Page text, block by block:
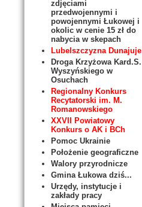
zdjęciami
przedwojennymi i
powojennymi Łukowej i
okolic w cenie 15 zł do
nabycia w skepach
Lubelszczyzna Dunajuje
Droga Krzyżowa Kard.S.
Wyszyńskiego w
Osuchach
Regionalny Konkurs
Recytatorski im. M.
Romanowskiego
XXVII Powiatowy
Konkurs o AK i BCh
Pomoc Ukrainie
Położenie geograficzne
Walory przyrodnicze
Gmina Łukowa dziś...
Urzędy, instytucje i
zakłady pracy